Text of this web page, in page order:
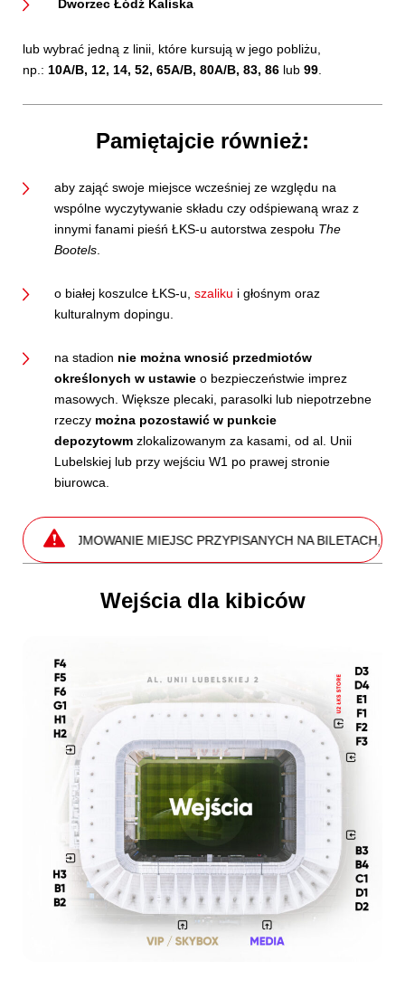
Dworzec Łódź Kaliska
lub wybrać jedną z linii, które kursują w jego pobliżu,
np.: 10A/B, 12, 14, 52, 65A/B, 80A/B, 83, 86 lub 99
Pamiętajcie również:
aby zająć swoje miejsce wcześniej ze względu na
wspólne wyczytywanie składu czy odśpiewaną wraz z
innymi fanami pieśń ŁKS-u autorstwa zespołu The
Bootels
o białej koszulce ŁKS-u, szaliku i głośnym oraz
kulturalnym dopingu.
na stadion nie można wnosić przedmiotów
określonych w ustawie o bezpieczeństwie imprez
masowych. Większe plecaki, parasolki lub niepotrzebne
rzeczy można pozostawić w punkcie
depozytowm zlokalizowanym za kasami, od al. Unii
Lubelskiej lub przy wejściu W1 po prawej stronie
biurowca.
MIEJSC PRZYPISANYCH NA BILETACH, A TAKŻE O
Wejścia dla kibiców